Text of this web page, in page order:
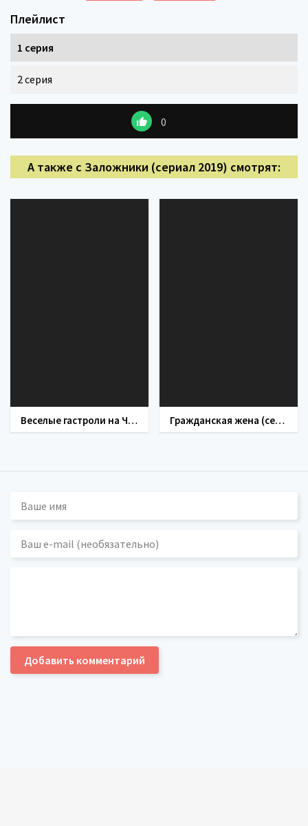
Плейлист
1 серия
2 серия
0
А также с Заложники (сериал 2019) смотрят:
Веселые гастроли на Черном море (фильм 2020) Гражданская жена (сериал 2018)
Добавить комментарий